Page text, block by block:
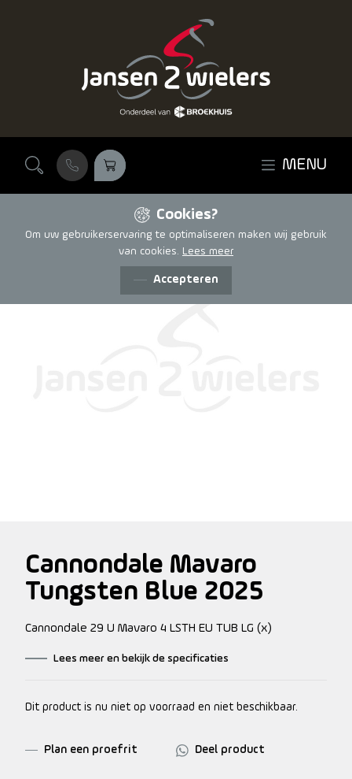
MENU
Cookies?
Om uw gebruikerservaring te optimaliseren maken wij gebruik
van cookies. Lees meer
Accepteren
Cannondale Mavaro
Tungsten Blue 2025
Cannondale 29 U Mavaro 4 LSTH EU TUB LG (x)
Lees meer en bekijk de specificaties
Dit product is nu niet op voorraad en niet beschikbaar.
Plan een proefrit Deel product